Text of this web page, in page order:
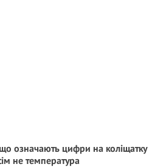
означають цифри на коліщатку
не температура